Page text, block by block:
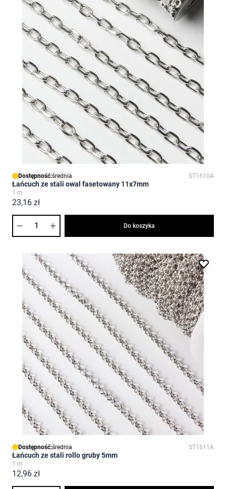
Dostępność:średnia ST1610A
Łańcuch ze stali owal fasetowany 11x7mm
1 m
23,16 zł
Do koszyka
Dostępność:średnia ST1611A
Łańcuch ze stali rollo gruby 5mm
1 m
12,96 zł